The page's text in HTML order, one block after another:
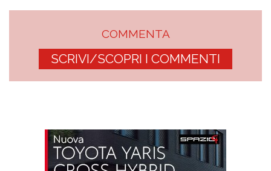
COMMENTA
SCRIVI/SCOPRI I COMMENTI